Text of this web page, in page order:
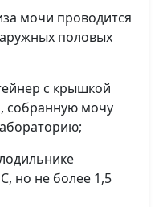
мочи проводится
половых
с крышкой
собранную мочу
но не более 1,5